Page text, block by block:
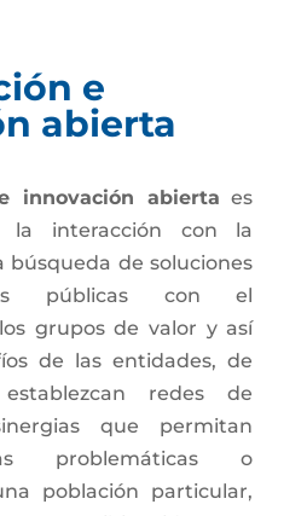
e
abierta
innovación abierta es
la interacción con la
búsqueda de soluciones
públicas con el
grupos de valor y así
de las entidades, de
redes de
que permitan
problemáticas o
población particular,